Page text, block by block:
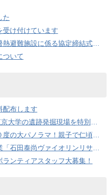
た
受け付けています
設に係る協定締結式を開催しました
ついて
配布します
掘現場を特別公開」参加者を募集します
親子で仁頃登山」の参加者募集のお知らせ
ァイオリンリサイタル」を開催します
ンティアスタッフ大募集！